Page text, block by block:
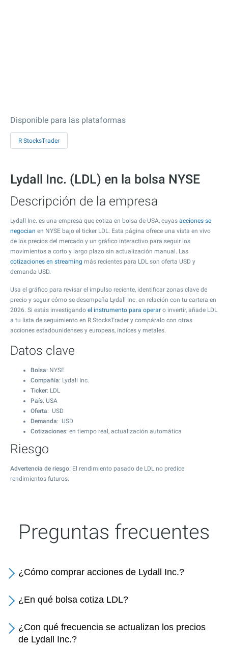
Disponible para las plataformas
R StocksTrader
Lydall Inc. (LDL) en la bolsa NYSE
Descripción de la empresa
Lydall Inc. es una empresa que cotiza en bolsa de USA, cuyas acciones se
negocian en NYSE bajo el ticker LDL. Esta página ofrece una vista en vivo
de los precios del mercado y un gráfico interactivo para seguir los
movimientos a corto y largo plazo sin actualización manual. Las
cotizaciones en streaming más recientes para LDL son oferta USD y
demanda USD.
Usa el gráfico para revisar el impulso reciente, identificar zonas clave de
precio y seguir cómo se desempeña Lydall Inc. en relación con tu cartera en
2026. Si estás investigando el instrumento para operar o invertir, añade LDL
a tu lista de seguimiento en R StocksTrader y compáralo con otras
acciones estadounidenses y europeas, índices y metales.
Datos clave
Bolsa: NYSE
Compañía: Lydall Inc.
Ticker: LDL
País: USA
Oferta: USD
Demanda: USD
Cotizaciones: en tiempo real, actualización automática
Riesgo
Advertencia de riesgo: El rendimiento pasado de LDL no predice
rendimientos futuros.
Preguntas frecuentes
¿Cómo comprar acciones de Lydall Inc.?
¿En qué bolsa cotiza LDL?
¿Con qué frecuencia se actualizan los precios
de Lydall Inc.?